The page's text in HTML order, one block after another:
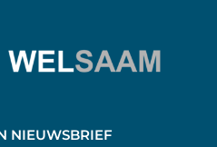
NIEUWSBRIEF